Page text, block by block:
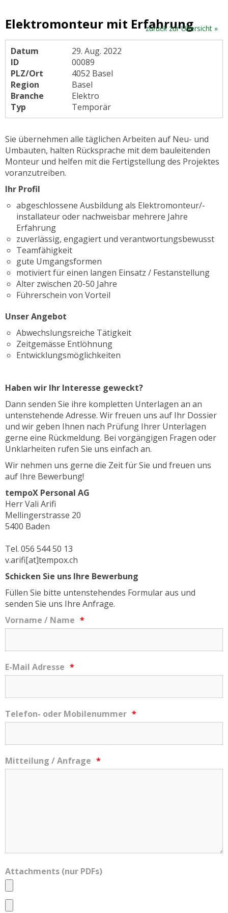
zurück zur Übersicht »
Elektromonteur mit Erfahrung
Datum
29. Aug. 2022
ID
00089
PLZ/Ort
4052 Basel
Region
Basel
Branche
Elektro
Typ
Temporär
Sie übernehmen alle täglichen Arbeiten auf Neu- und
Umbauten, halten Rücksprache mit dem bauleitenden
Monteur und helfen mit die Fertigstellung des Projektes
voranzutreiben.
Ihr Profil
abgeschlossene Ausbildung als Elektromonteur/-
installateur oder nachweisbar mehrere Jahre
Erfahrung
zuverlässig, engagiert und verantwortungsbewusst
Teamfähigkeit
gute Umgangsformen
motiviert für einen langen Einsatz / Festanstellung
Alter zwischen 20-50 Jahre
Führerschein von Vorteil
Unser Angebot
Abwechslungsreiche Tätigkeit
Zeitgemässe Entlöhnung
Entwicklungsmöglichkeiten
Haben wir Ihr Interesse geweckt?
Dann senden Sie ihre kompletten Unterlagen an an
untenstehende Adresse. Wir freuen uns auf Ihr Dossier
und wir geben Ihnen nach Prüfung Ihrer Unterlagen
gerne eine Rückmeldung. Bei vorgängigen Fragen oder
Unklarheiten rufen Sie uns einfach an.
Wir nehmen uns gerne die Zeit für Sie und freuen uns
auf Ihre Bewerbung!
tempoX Personal AG
Herr Vali Arifi
Mellingerstrasse 20
5400 Baden
Tel. 056 544 50 13
v.arifi[at]tempox.ch
Schicken Sie uns Ihre Bewerbung
Füllen Sie bitte untenstehendes Formular aus und
senden Sie uns Ihre Anfrage.
Vorname / Name *
E-Mail Adresse *
Telefon- oder Mobilenummer *
Mitteilung / Anfrage *
Attachments (nur PDFs)